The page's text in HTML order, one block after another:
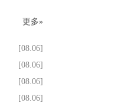
更多»
[08.06]
[08.06]
[08.06]
[08.06]